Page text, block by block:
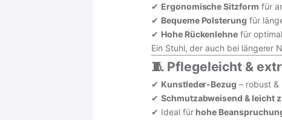
✔ Ergonomische Sitzform für
✔ Bequeme Polsterung für
✔ Hohe Rückenlehne für
Ein Stuhl, der auch bei längerer
🧵 Pflegeleicht &
✔ Kunstleder-Bezug – robust &
✔ Schmutzabweisend & leicht
✔ Ideal für hohe